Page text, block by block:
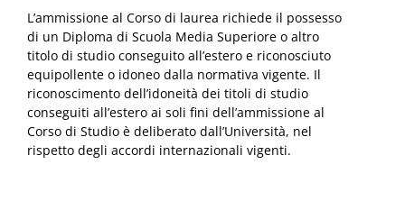
L’ammissione al Corso di laurea richiede il possesso
di un Diploma di Scuola Media Superiore o altro
titolo di studio conseguito all’estero e riconosciuto
equipollente o idoneo dalla normativa vigente. Il
riconoscimento dell’idoneità dei titoli di studio
conseguiti all’estero ai soli fini dell’ammissione al
Corso di Studio è deliberato dall’Università, nel
rispetto degli accordi internazionali vigenti.